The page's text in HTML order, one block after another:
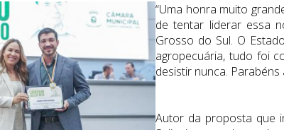
“Uma honra muito
de tentar liderar essa
Grosso do Sul. O
agropecuária, tudo foi
desistir nunca.
Autor da proposta que